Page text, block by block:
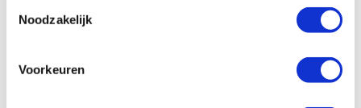
Noodzakelijk
Voorkeuren